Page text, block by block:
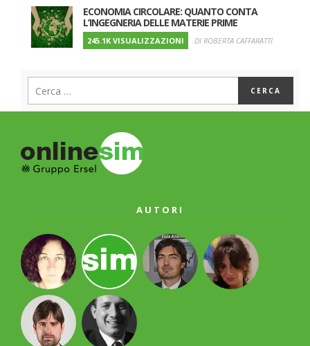
ECONOMIA CIRCOLARE: QUANTO CONTA
L’INGEGNERIA DELLE MATERIE PRIME
245.1K VISUALIZZAZIONI DI ROBERTA CAFFARATTI
AUTORI